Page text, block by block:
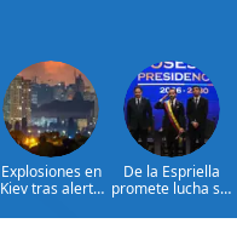
Explosiones en
Kiev tras alerta
balísticos
De la Espriella
promete lucha sin
narcoterrorismo